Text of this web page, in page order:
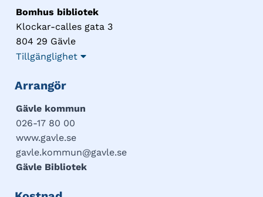
Bomhus bibliotek
Klockar-calles gata 3
804 29 Gävle
Tillgänglighet
Arrangör
Gävle kommun
026-17 80 00
www.gavle.se
gavle.kommun@gavle.se
Gävle Bibliotek